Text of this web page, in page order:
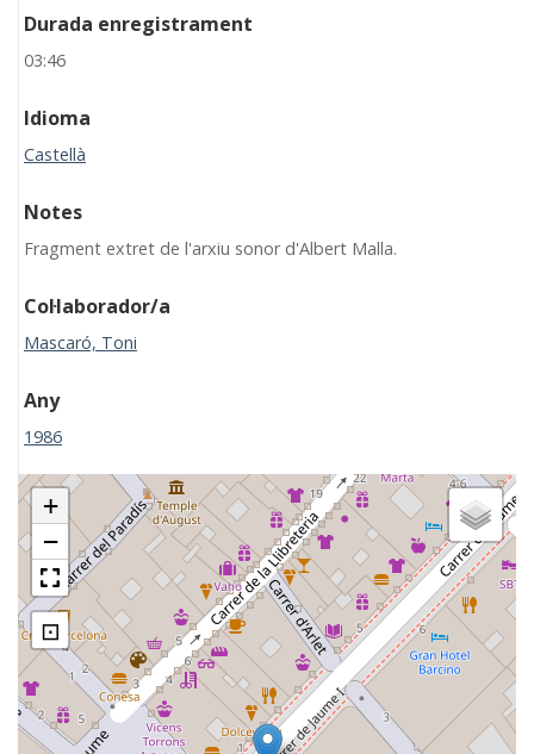
Durada enregistrament
03:46
Idioma
Castellà
Notes
Fragment extret de l'arxiu sonor d'Albert Malla.
Col·laborador/a
Mascaró, Toni
Any
1986
+
−
⊡